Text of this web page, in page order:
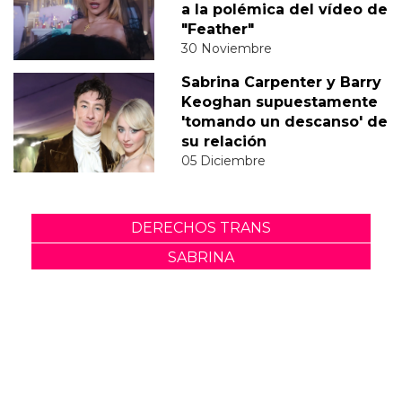
a la polémica del vídeo de
"Feather"
30 Noviembre
Sabrina Carpenter y Barry
Keoghan supuestamente
'tomando un descanso' de
su relación
05 Diciembre
DERECHOS TRANS
SABRINA